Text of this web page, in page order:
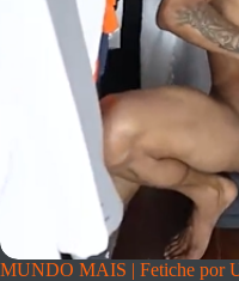
MUNDO MAIS | Fetiche por